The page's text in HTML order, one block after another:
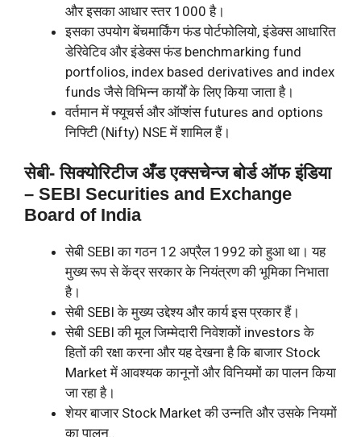
और इसका आधार स्तर 1000 है।
इसका उपयोग बेंचमार्किंग फंड पोर्टफोलियो, इंडेक्स आधारित
डेरिवेटिव और इंडेक्स फंड benchmarking fund
portfolios, index based derivatives and index
funds जैसे विभिन्न कार्यों के लिए किया जाता है।
वर्तमान में फ्यूचर्स और ऑप्शंस futures and options
निफ्टिी (Nifty) NSE में शामिल हैं।
सेबी- सिक्योरिटीज अँड एक्सचेन्ज बोर्ड ऑफ इंडिया
– SEBI Securities and Exchange
Board of India
सेबी SEBI का गठन 12 अप्रैल 1992 को हुआ था। यह
मुख्य रूप से केंद्र सरकार के नियंत्रण की भूमिका निभाता
है।
सेबी SEBI के मुख्य उद्देश्य और कार्य इस प्रकार हैं।
सेबी SEBI की मूल जिम्मेदारी निवेशकों investors के
हितों की रक्षा करना और यह देखना है कि बाजार Stock
Market में आवश्यक कानूनों और विनियमों का पालन किया
जा रहा है।
शेयर बाजार Stock Market की उन्नति और उसके नियमों
का पालन..